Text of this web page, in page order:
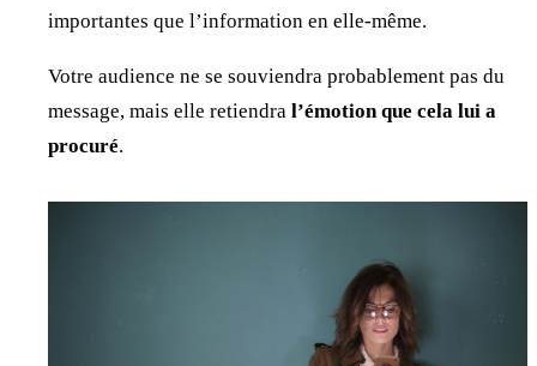
importantes que l’information en elle-même.
Votre audience ne se souviendra probablement pas du
message, mais elle retiendra l’émotion que cela lui a
procuré.